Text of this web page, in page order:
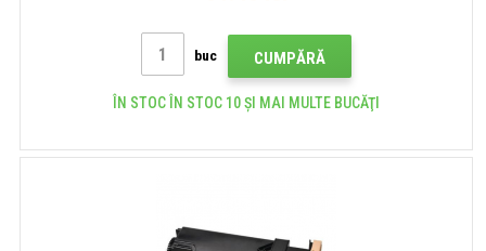
buc CUMPĂRĂ
ÎN STOC ÎN STOC 10 ȘI MAI MULTE BUCĂŢI